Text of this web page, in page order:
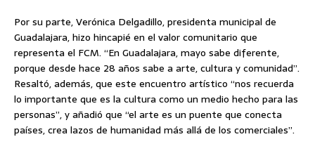
Por su parte, Verónica Delgadillo, presidenta municipal de
Guadalajara, hizo hincapié en el valor comunitario que
representa el FCM. “En Guadalajara, mayo sabe diferente,
porque desde hace 28 años sabe a arte, cultura y comunidad”.
Resaltó, además, que este encuentro artístico “nos recuerda
lo importante que es la cultura como un medio hecho para las
personas”, y añadió que “el arte es un puente que conecta
países, crea lazos de humanidad más allá de los comerciales”.